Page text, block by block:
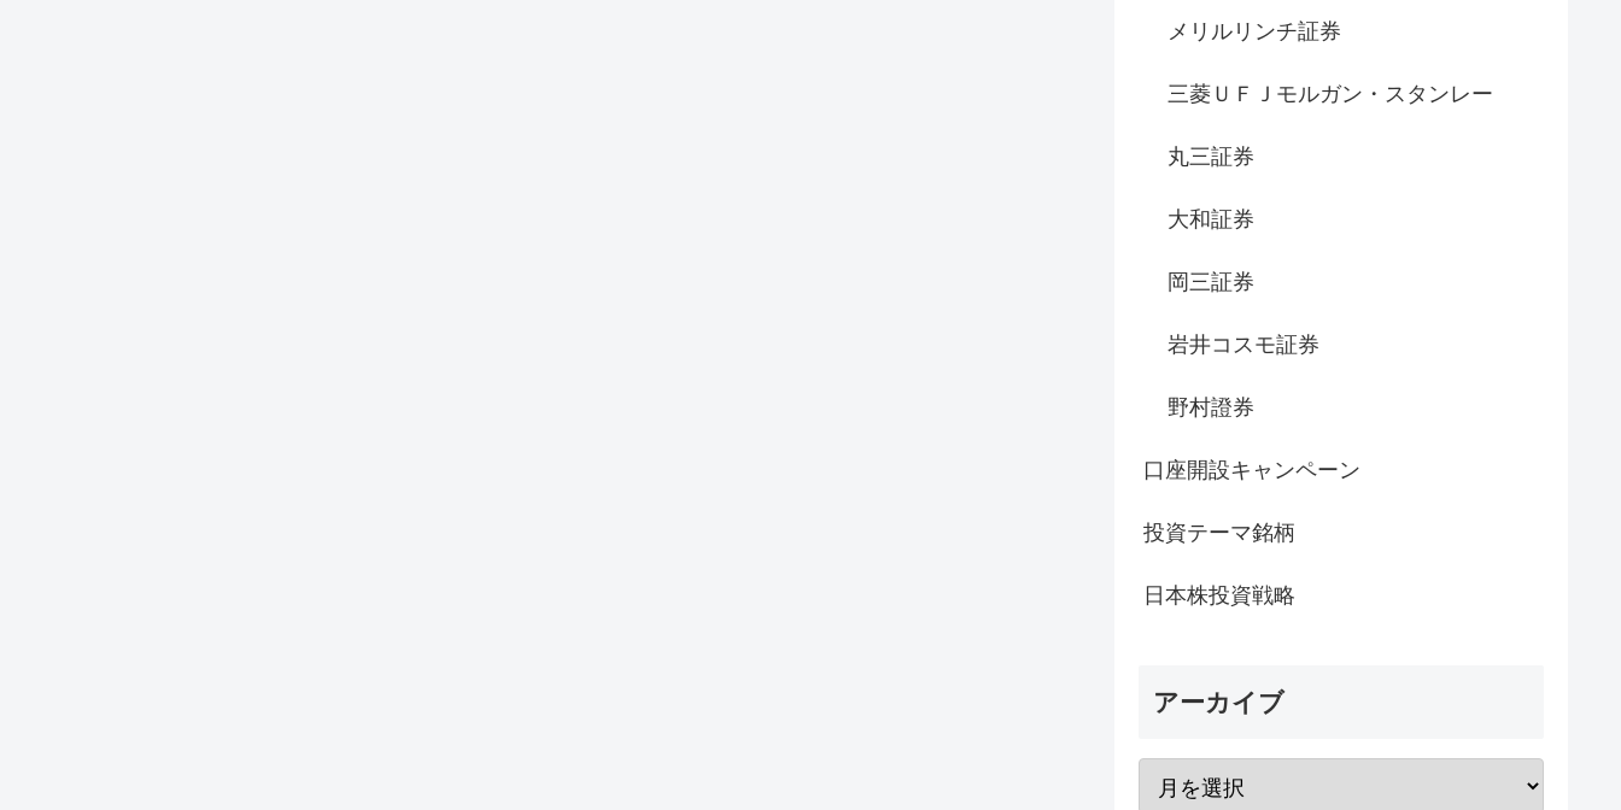
メリルリンチ証券
三菱ＵＦＪモルガン・スタンレー
丸三証券
大和証券
岡三証券
岩井コスモ証券
野村證券
口座開設キャンペーン
投資テーマ銘柄
日本株投資戦略
アーカイブ